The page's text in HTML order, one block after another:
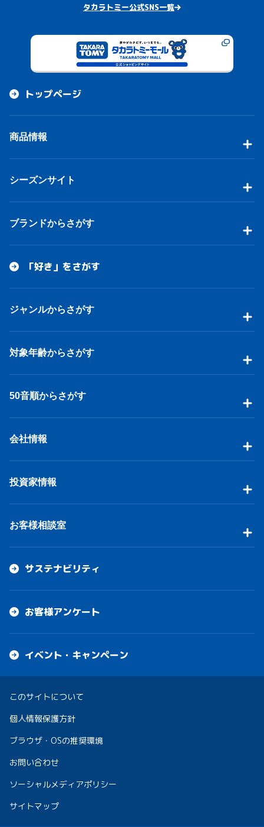
タカラトミー公式SNS一覧
トップページ
商品情報
シーズンサイト
ブランドからさがす
「好き」をさがす
ジャンルからさがす
対象年齢からさがす
50音順からさがす
会社情報
投資家情報
お客様相談室
サステナビリティ
お客様アンケート
イベント・キャンペーン
このサイトについて
個人情報保護方針
ブラウザ・OSの推奨環境
お問い合わせ
ソーシャルメディアポリシー
サイトマップ